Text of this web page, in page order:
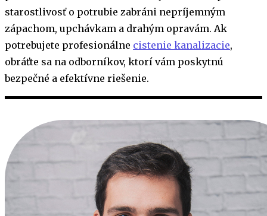
starostlivosť o potrubie zabráni nepríjemným
zápachom, upchávkam a drahým opravám. Ak
potrebujete profesionálne cistenie kanalizacie,
obráťte sa na odborníkov, ktorí vám poskytnú
bezpečné a efektívne riešenie.